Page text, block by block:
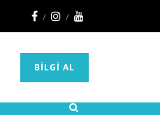
BILGI AL